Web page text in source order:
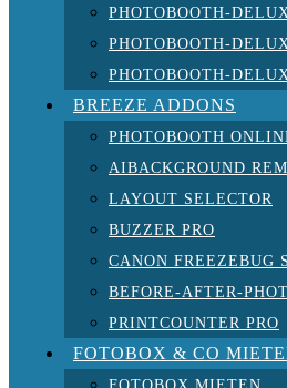
PHOTOBOOTH-
PHOTOBOOTH-
PHOTOBOOTH-
BREEZE ADDONS
PHOTOBOOTH
AIBACKGROUND
LAYOUT SELECTOR
BUZZER PRO
CANON FREEZEBUG
BEFORE-AFTER-
PRINTCOUNTER PRO
FOTOBOX & CO